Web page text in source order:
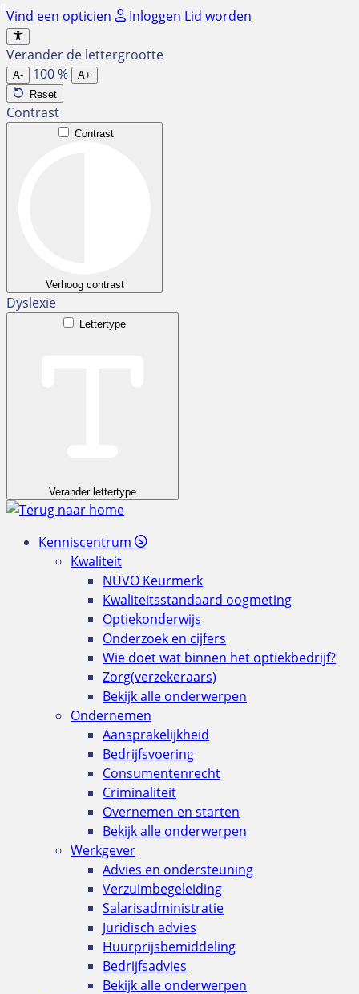
Ga
naar
de
inhoud
Vind een opticien Inloggen Lid worden
Verander de lettergrootte
A- 100%
A+
Reset
Contrast
Contrast
Verhoog contrast
Dyslexie
Lettertype
Verander lettertype
Kenniscentrum
Kwaliteit
NUVO Keurmerk
Kwaliteitsstandaard oogmeting
Optiekonderwijs
Onderzoek en cijfers
Wie doet wat binnen het optiekbedrijf?
Zorg(verzekeraars)
Bekijk alle onderwerpen
Ondernemen
Aansprakelijkheid
Bedrijfsvoering
Consumentenrecht
Criminaliteit
Overnemen en starten
Bekijk alle onderwerpen
Werkgever
Advies en ondersteuning
Verzuimbegeleiding
Salarisadministratie
Juridisch advies
Huurprijsbemiddeling
Bedrijfsadvies
Bekijk alle onderwerpen